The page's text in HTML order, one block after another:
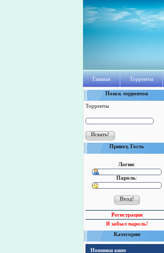
Главная Торренты
Поиск торрентов
Торренты
Привет, Гость
Логин:
Пароль:
Регистрация
Я забыл пароль!
Категории
Новинки кино